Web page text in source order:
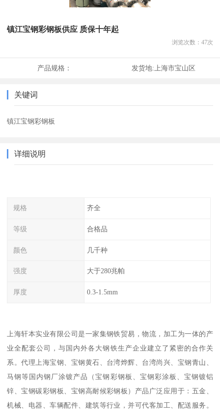
镇江宝钢彩钢板供应 质保十年起
浏览次数： 47次
产品规格： 发货地: 上海市宝山区
关键词
镇江宝钢彩钢板
详细说明
规格 齐全
等级 合格品
颜色 几千种
强度 大于280兆帕
厚度 0.3-1.5mm
上海轩本实业有限公司是一家集钢铁贸易，物流，加工为一体的产
业全配套公司，与国内外各大钢铁生产企业建立了紧密的合作关
系。代理上海宝钢、宝钢黄石、台湾烨辉、台湾尚兴、宝钢青山、
马钢等国内钢厂涂镀产品（宝钢彩钢板、宝钢彩涂板、宝钢镀铝
锌、宝钢碳彩钢板、宝钢高耐候彩钢板）产品广泛应用于：五金、
机械、电器、车辆配件、建筑等行业，并可代客加工、配送服务。